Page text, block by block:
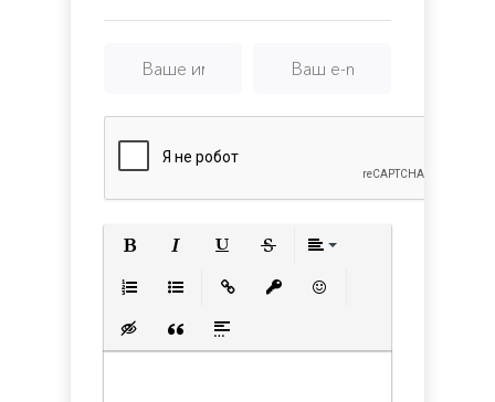
Вставка скрытого текста
Вставка цитаты
Вставка спойлера